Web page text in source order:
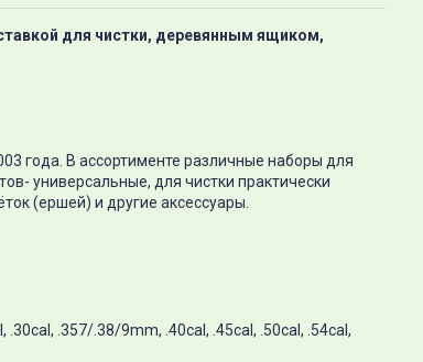
для чистки, деревянным ящиком,
года. В ассортименте различные наборы для
универсальные, для чистки практически
(ершей) и другие аксессуары.
.357/.38/9mm, .40cal, .45cal, .50cal, .54cal,